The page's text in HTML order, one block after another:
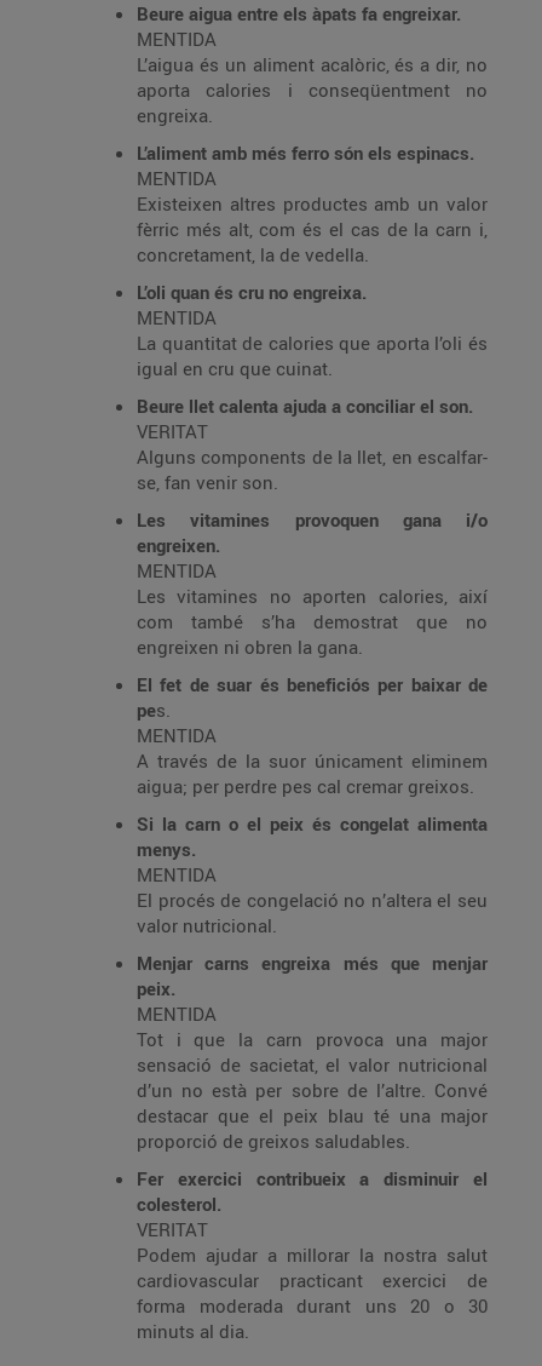
Beure aigua entre els àpats fa engreixar.
MENTIDA
L’aigua és un aliment acalòric, és a dir, no
aporta calories i conseqüentment no
engreixa.
L’aliment amb més ferro són els espinacs.
MENTIDA
Existeixen altres productes amb un valor
fèrric més alt, com és el cas de la carn i,
concretament, la de vedella.
L’oli quan és cru no engreixa.
MENTIDA
La quantitat de calories que aporta l’oli és
igual en cru que cuinat.
Beure llet calenta ajuda a conciliar el son.
VERITAT
Alguns components de la llet, en escalfar-
se, fan venir son.
Les vitamines provoquen gana i/o
engreixen.
MENTIDA
Les vitamines no aporten calories, així
com també s’ha demostrat que no
engreixen ni obren la gana.
El fet de suar és beneficiós per baixar de
pes.
MENTIDA
A través de la suor únicament eliminem
aigua; per perdre pes cal cremar greixos.
Si la carn o el peix és congelat alimenta
menys.
MENTIDA
El procés de congelació no n’altera el seu
valor nutricional.
Menjar carns engreixa més que menjar
peix.
MENTIDA
Tot i que la carn provoca una major
sensació de sacietat, el valor nutricional
d’un no està per sobre de l’altre. Convé
destacar que el peix blau té una major
proporció de greixos saludables.
Fer exercici contribueix a disminuir el
colesterol.
VERITAT
Podem ajudar a millorar la nostra salut
cardiovascular practicant exercici de
forma moderada durant uns 20 o 30
minuts al dia.